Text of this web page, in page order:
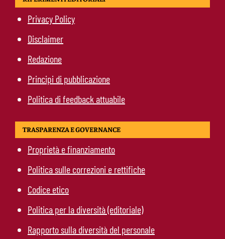
Privacy Policy
Disclaimer
Redazione
Principi di pubblicazione
Politica di feedback attuabile
TRASPARENZA E GOVERNANCE
Proprietà e finanziamento
Politica sulle correzioni e rettifiche
Codice etico
Politica per la diversità (editoriale)
Rapporto sulla diversità del personale